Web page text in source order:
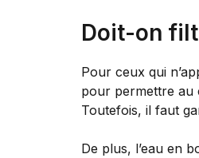
Doit-on
Pour ceux qui
pour permettre au
Toutefois, il faut
De plus, l’eau en